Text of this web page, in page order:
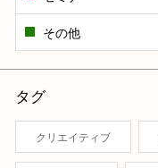
その他
タグ
クリエイティブ